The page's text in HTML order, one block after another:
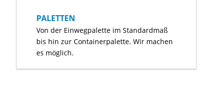
PALETTEN
Von der Einwegpalette im Standardmaß
bis hin zur Containerpalette. Wir machen
es möglich.